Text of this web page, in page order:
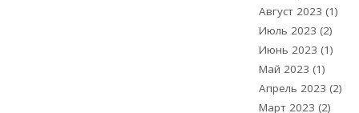
Август 2023 (1)
Июль 2023 (2)
Июнь 2023 (1)
Май 2023 (1)
Апрель 2023 (2)
Март 2023 (2)